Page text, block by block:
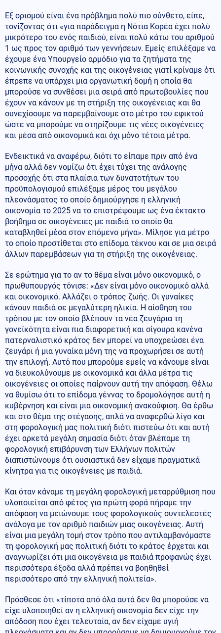
Εξ ορισμού είναι ένα πρόβλημα πολύ πιο σύνθετο, είπε,
τονίζοντας ότι «για παράδειγμα η Νότια Κορέα έχει πολύ
μικρότερο του ενός παιδιού, είναι πολύ κάτω του αριθμού
1 ως προς τον αριθμό των γεννήσεων. Εμείς επιλέξαμε να
έχουμε ένα Υπουργείο αρμόδιο για τα ζητήματα της
κοινωνικής συνοχής και της οικογένειας γιατί κρίναμε ότι
έπρεπε να υπάρχει μια οργανωτική δομή η οποία θα
μπορούσε να συνθέσει μια σειρά από πρωτοβουλίες που
έχουν να κάνουν με τη στήριξη της οικογένειας και θα
συνεχίσουμε να παρεμβαίνουμε στο μέτρο του εφικτού
ώστε να μπορούμε να στηρίζουμε τις νέες οικογένειες
και μέσα από οικονομικά και όχι μόνο τέτοια μέτρα.
Ενδεικτικά να αναφέρω, διότι το είπαμε πριν από ένα
μήνα αλλά δεν νομίζω ότι έχει τύχει της ανάλογης
προσοχής ότι στα πλαίσια των δυνατοτήτων του
προϋπολογισμού επιλέξαμε μέρος του μεγάλου
πλεονάσματος το οποίο δημιούργησε η ελληνική
οικονομία το 2025 να το επιστρέψουμε ως ένα έκτακτο
βοήθημα σε οικογένειες με παιδιά το οποίο θα
καταβληθεί μέσα στον επόμενο μήνα». Μίλησε για μέτρο
το οποίο προστίθεται στο επίδομα τέκνου και σε μια σειρά
άλλων παρεμβάσεων για τη στήριξη της οικογένειας.
Σε ερώτημα για το αν το θέμα είναι μόνο οικονομικό, ο
πρωθυπουργός τόνισε: «Δεν είναι μόνο οικονομικό αλλά
και οικονομικό. Αλλάζει ο τρόπος ζωής. Οι γυναίκες
κάνουν παιδιά σε μεγαλύτερη ηλικία. Η αίσθηση του
τρόπου με τον οποίο βλέπουν τα νέα ζευγάρια τη
γονεϊκότητα είναι πια διαφορετική και σίγουρα κανένα
πατερναλιστικό κράτος δεν μπορεί να υποχρεώσει ένα
ζευγάρι ή μια γυναίκα μόνη της να προχωρήσει σε αυτή
την επιλογή. Αυτό που μπορούμε εμείς να κάνουμε είναι
να διευκολύνουμε με οικονομικά και άλλα μέτρα τις
οικογένειες οι οποίες παίρνουν αυτή την απόφαση. Θέλω
να θυμίσω ότι το επίδομα γέννας το δρομολόγησε αυτή η
κυβέρνηση και είναι μια οικονομική ανακούφιση. Θα έρθω
και στο θέμα της στέγασης, απλά να αναφερθώ λίγο και
στη φορολογική μας πολιτική διότι πιστεύω ότι και αυτή
έχει αρκετά μεγάλη σημασία διότι όταν βλέπαμε τη
φορολογική επιβάρυνση των Ελλήνων πολιτών
διαπιστώνουμε ότι ουσιαστικά δεν είχαμε πραγματικά
κίνητρα για τις οικογένειες με παιδιά.
Και όταν κάναμε τη μεγάλη φορολογική μεταρρύθμιση που
υλοποιείται από φέτος για πρώτη φορά πήραμε την
απόφαση να μειώνουμε τους φορολογικούς συντελεστές
ανάλογα με τον αριθμό παιδιών μιας οικογένειας. Αυτή
είναι μια μεγάλη τομή στον τρόπο που αντιλαμβανόμαστε
τη φορολογική μας πολιτική διότι το κράτος έρχεται και
αναγνωρίζει ότι μια οικογένεια με παιδιά προφανώς έχει
περισσότερα έξοδα αλλά πρέπει να βοηθηθεί
περισσότερο από την ελληνική πολιτεία».
Πρόσθεσε ότι «τίποτα από όλα αυτά δεν θα μπορούσε να
είχε υλοποιηθεί αν η ελληνική οικονομία δεν είχε την
απόδοση που έχει τελευταία, αν δεν είχαμε υγιή